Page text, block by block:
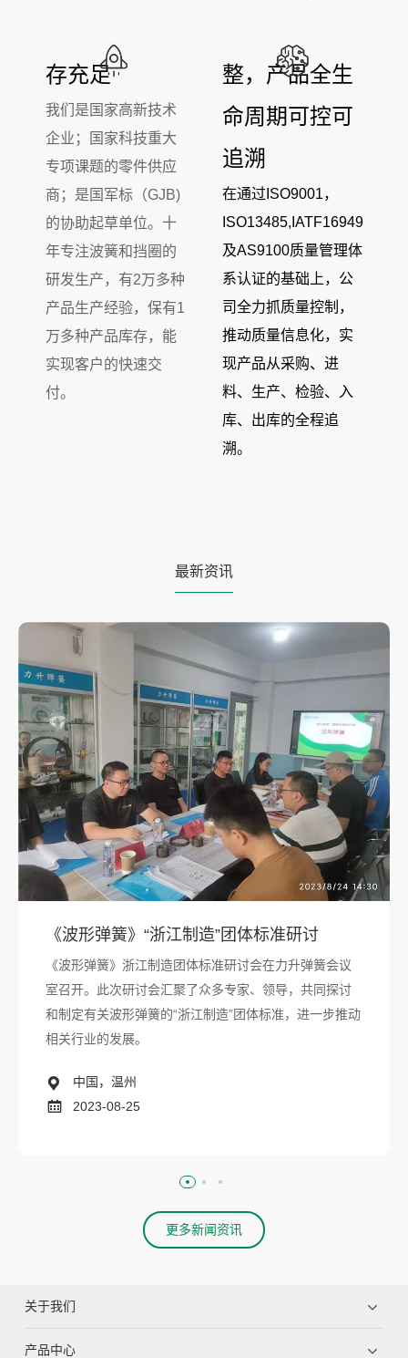
存充足
我们是国家高新技术
企业；国家科技重大
专项课题的零件供应
商；是国军标（GJB)
的协助起草单位。十
年专注波簧和挡圈的
研发生产，有2万多种
产品生产经验，保有1
万多种产品库存，能
实现客户的快速交
付。
整，产品全生
命周期可控可
追溯
在通过ISO9001，
ISO13485,IATF16949
及AS9100质量管理体
系认证的基础上，公
司全力抓质量控制，
推动质量信息化，实
现产品从采购、进
料、生产、检验、入
库、出库的全程追
溯。
最新资讯
《波形弹簧》“浙江制造”团体标准研讨
《波形弹簧》浙江制造团体标准研讨会在力升弹簧会议
室召开。此次研讨会汇聚了众多专家、领导，共同探讨
和制定有关波形弹簧的“浙江制造”团体标准，进一步推动
相关行业的发展。
中国，温州
2023-08-25
更多新闻资讯
关于我们
产品中心